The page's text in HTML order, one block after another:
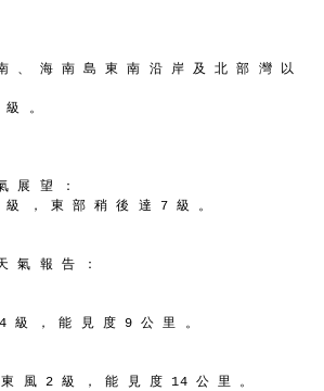
、 海 南 島 東 南 沿 岸 及 北 部 灣 以
。
展 望 ：
， 東 部 稍 後 達 7 級 。
氣 報 告 ：
級 ， 能 見 度 9 公 里 。
風 2 級 ， 能 見 度 14 公 里 。